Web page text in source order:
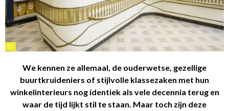
©
We kennen ze allemaal, de ouderwetse, gezellige
buurtkruideniers of stijlvolle klassezaken met hun
winkelinterieurs nog identiek als vele decennia terug en
waar de tijd lijkt stil te staan. Maar toch zijn deze